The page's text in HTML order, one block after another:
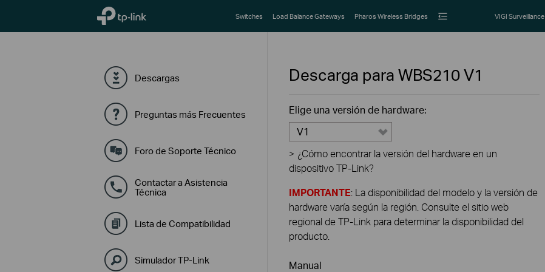
TP-Link, Reliably Smart Switches Load Balance Gateways Pharos Wireless Bridges VIGI Surveillance
Descargas
Preguntas más Frecuentes
Foro de Soporte Técnico
Contactar a Asistencia
Técnica
Lista de Compatibilidad
Simulador TP-Link
Descarga para WBS210V1
Elige una versión de hardware:
V1
> ¿Cómo encontrar la versión del hardware en un
dispositivo TP-Link?
IMPORTANTE: La disponibilidad del modelo y la versión de
hardware varía según la región. Consulte el sitio web
regional de TP-Link para determinar la disponibilidad del
producto.
Manual